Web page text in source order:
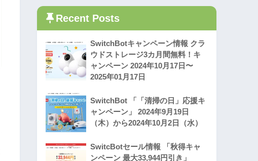
Recent Posts
SwitchBotキャンペーン情報 クラ
ウドストレージ3カ月間無料！キ
ャンペーン 2024年10月17日〜
2025年01月17日
SwitchBot 「「清掃の日」応援キ
ャンペーン」 2024年9月19日
（木）から2024年10月2日（水）
SwitcBotセール情報 「秋得キャ
ンペーン 最大33,944円引き」